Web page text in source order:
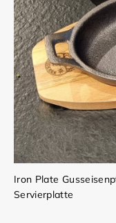
Iron Plate
Servierplatte